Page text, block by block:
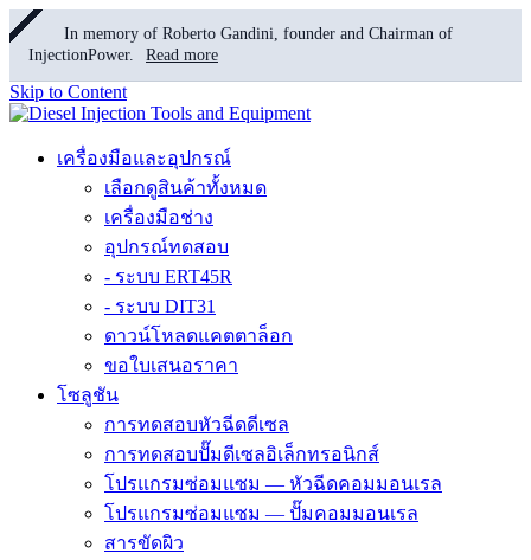
In memory of Roberto Gandini, founder and Chairman of
InjectionPower.
Read more
Skip to Content
เครื่องมือและอุปกรณ์
เลือกดูสินค้าทั้งหมด
เครื่องมือช่าง
อุปกรณ์ทดสอบ
- ระบบ ERT45R
- ระบบ DIT31
ดาวน์โหลดแคตตาล็อก
ขอใบเสนอราคา
โซลูชัน
การทดสอบหัวฉีดดีเซล
การทดสอบปั๊มดีเซลอิเล็กทรอนิกส์
โปรแกรมซ่อมแซม — หัวฉีดคอมมอนเรล
โปรแกรมซ่อมแซม — ปั๊มคอมมอนเรล
สารขัดผิว